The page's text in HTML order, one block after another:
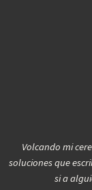
Volcando mi
soluciones que
si a